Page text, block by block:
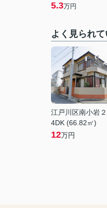
5.3万円
よく見られ
江戸川区南小岩
4DK (66.82㎡)
12万円